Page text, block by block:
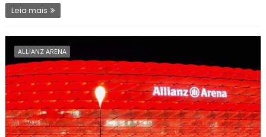
Leia mais
ALLIANZ ARENA